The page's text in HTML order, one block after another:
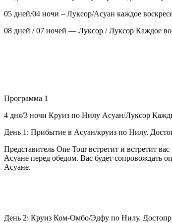
05 дней/04 ночи – Луксор/Асуан каждое
08 дней / 07 ночей — Луксор / Луксор Каждое
Программа 1
4 дня/3 ночи Круиз по Нилу Асуан/Луксор
День 1: Прибытие в Асуан/круиз по Нилу.
Представитель One Tour встретит и встретит
Асуане перед обедом. Вас будет
Асуане.
День 2: Круиз Ком-Омбо/Эдфу по Нилу.